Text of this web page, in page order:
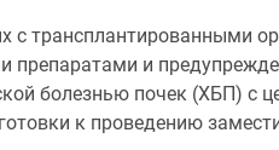
с трансплантированными
препаратами и
болезнью почек (ХБП) с
к проведению